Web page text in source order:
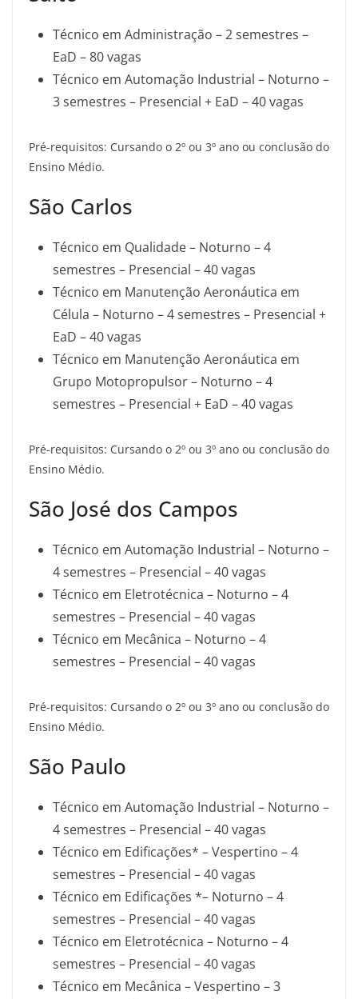
Técnico em Administração – 2 semestres –
EaD – 80 vagas
Técnico em Automação Industrial – Noturno –
3 semestres – Presencial + EaD – 40 vagas
Pré-requisitos: Cursando o 2º ou 3º ano ou conclusão do
Ensino Médio.
São Carlos
Técnico em Qualidade – Noturno – 4
semestres – Presencial – 40 vagas
Técnico em Manutenção Aeronáutica em
Célula – Noturno – 4 semestres – Presencial +
EaD – 40 vagas
Técnico em Manutenção Aeronáutica em
Grupo Motopropulsor – Noturno – 4
semestres – Presencial + EaD – 40 vagas
Pré-requisitos: Cursando o 2º ou 3º ano ou conclusão do
Ensino Médio.
São José dos Campos
Técnico em Automação Industrial – Noturno –
4 semestres – Presencial – 40 vagas
Técnico em Eletrotécnica – Noturno – 4
semestres – Presencial – 40 vagas
Técnico em Mecânica – Noturno – 4
semestres – Presencial – 40 vagas
Pré-requisitos: Cursando o 2º ou 3º ano ou conclusão do
Ensino Médio.
São Paulo
Técnico em Automação Industrial – Noturno –
4 semestres – Presencial – 40 vagas
Técnico em Edificações* – Vespertino – 4
semestres – Presencial – 40 vagas
Técnico em Edificações *– Noturno – 4
semestres – Presencial – 40 vagas
Técnico em Eletrotécnica – Noturno – 4
semestres – Presencial – 40 vagas
Técnico em Mecânica – Vespertino – 3